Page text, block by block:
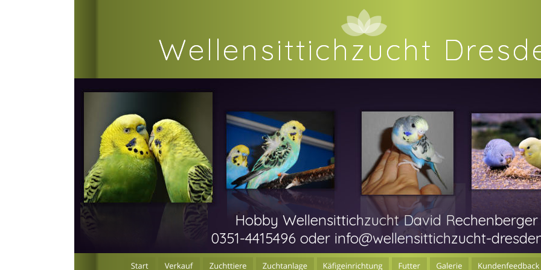
Hobby Wellensittichzucht David Rechenberger
0351-4415496 oder info@wellensittichzucht-
Wellensittichzucht
Wellensittichzucht